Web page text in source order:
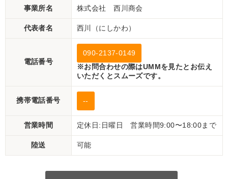
事業所名 株式会社 西川商会
代表者名 西川（にしかわ）
電話番号
090-2137-0149
※お問合わせの際はUMMを見たとお伝え
いただくとスムーズです。
携帯電話番号 --
営業時間 定休日:日曜日 営業時間9:00〜18:00まで
陸送 可能